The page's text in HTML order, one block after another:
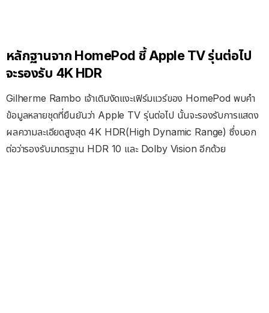
หลักฐานจาก HomePod ชี้ Apple TV รุ่นต่อไป
จะรองรับ 4K HDR
Gilherme Rambo เจ้าเดิมงัดแงะเฟิร์มแวร์ของ HomePod พบคำ
ข้อมูลหลายชุดที่ยืนยันว่า Apple TV รุ่นต่อไป นั้นจะรองรับการแสดง
ผลความละเอียดสูงสุด 4K HDR(High Dynamic Range) ซึ่งบอก
ต่อว่ารองรับมาตรฐาน HDR 10 และ Dolby Vision อีกด้วย